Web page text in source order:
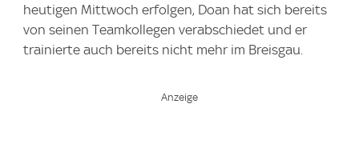
heutigen Mittwoch erfolgen, Doan hat sich bereits
von seinen Teamkollegen verabschiedet und er
trainierte auch bereits nicht mehr im Breisgau.